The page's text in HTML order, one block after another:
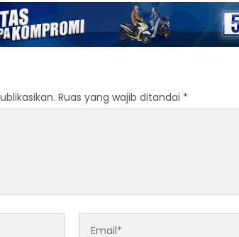
Ruas yang wajib ditandai *